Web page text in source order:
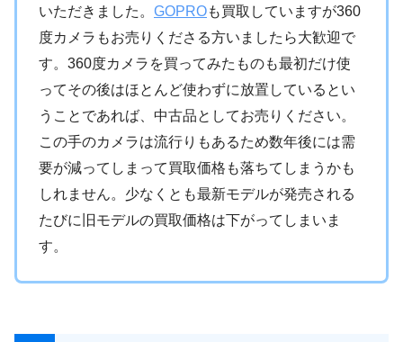
いただきました。 GOPROも買取していますが360
度カメラもお売りくださる方いましたら大歓迎で
す。360度カメラを買ってみたものも最初だけ使
ってその後はほとんど使わずに放置しているとい
うことであれば、中古品としてお売りください。
この手のカメラは流行りもあるため数年後には需
要が減ってしまって買取価格も落ちてしまうかも
しれません。少なくとも最新モデルが発売される
たびに旧モデルの買取価格は下がってしまいま
す。